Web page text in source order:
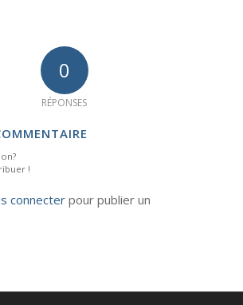
0
RÉPONSES
!
connecterpour publier un